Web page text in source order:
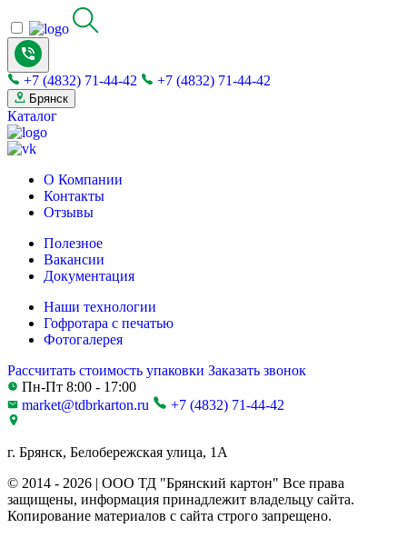
+7 (4832) 71-44-42 +7 (4832) 71-44-42
Брянск
Каталог
О Компании
Контакты
Отзывы
Полезное
Вакансии
Документация
Наши технологии
Гофротара с печатью
Фотогалерея
Рассчитать стоимость упаковки Заказать звонок
Пн-Пт 8:00 - 17:00
market@tdbrkarton.ru
+7 (4832) 71-44-42
г. Брянск, Белобережская улица, 1А
© 2014 - 2026 | ООО ТД "Брянский картон" Все права
защищены, информация принадлежит владельцу сайта.
Копирование материалов с сайта строго запрещено.